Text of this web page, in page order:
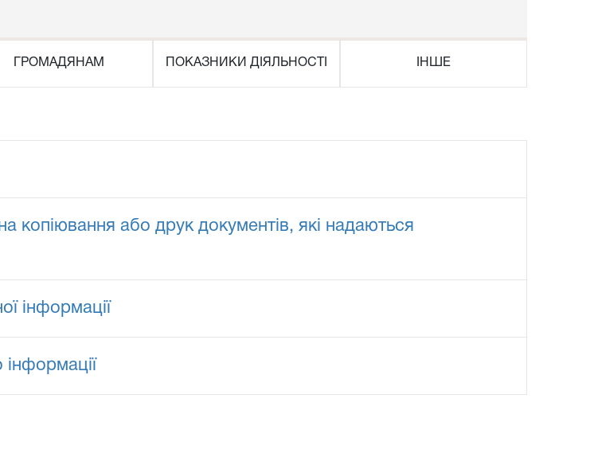
ГРОМАДЯНАМ ПОКАЗНИКИ ДІЯЛЬНОСТІ ІНШЕ
копіювання або друк документів, які надаються
інформації